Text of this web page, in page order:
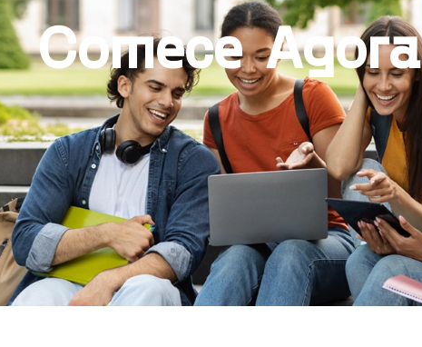
Comece Agora